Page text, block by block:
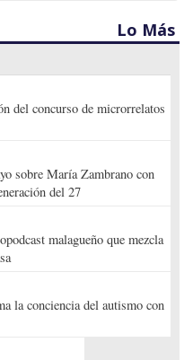
Lo Más
del concurso de microrrelatos
sobre María Zambrano con
del 27
malagueño que mezcla
la conciencia del autismo con